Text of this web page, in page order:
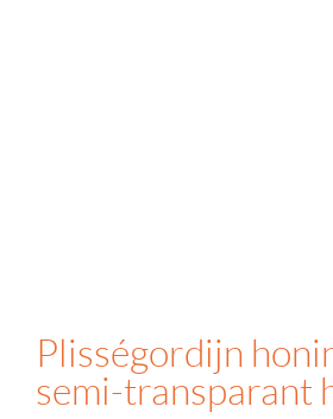
Plisségordijn
semi-transparant